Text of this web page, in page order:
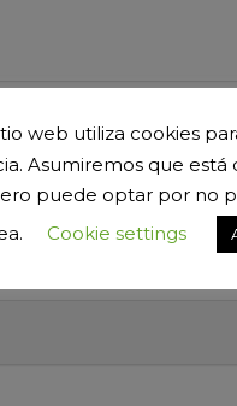
*
*
web utiliza cookies
Asumiremos que está
puede optar por no
Cookie settings